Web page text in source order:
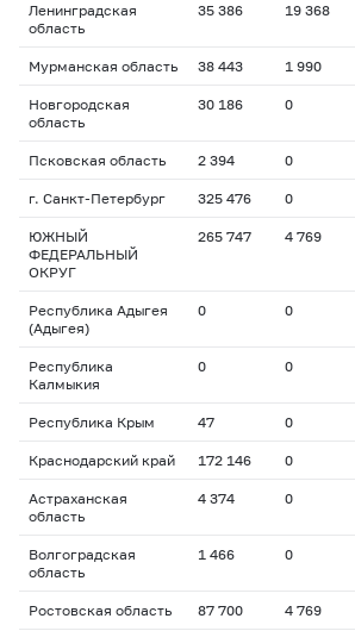
Ленинградская
область
35 386 19 368
Мурманская область 38 443 1 990
Новгородская
область
30 186 0
Псковская область 2 394 0
г. Санкт-Петербург 325 476 0
ЮЖНЫЙ
ФЕДЕРАЛЬНЫЙ
ОКРУГ
265 747 4 769
Республика Адыгея
(Адыгея)
0 0
Республика
Калмыкия
0 0
Республика Крым 47 0
Краснодарский край 172 146 0
Астраханская
область
4 374 0
Волгоградская
область
1 466 0
Ростовская область 87 700 4 769